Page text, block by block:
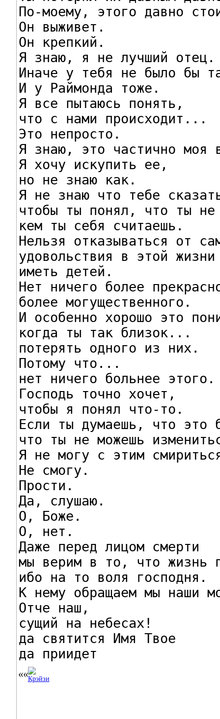
По-моему, этого давно
Он выживет.
Он крепкий.
Я знаю, я не лучший отец.
Иначе у тебя не было бы
И у Раймонда тоже.
Я все пытаюсь понять,
что с нами происходит...
Это непросто.
Я знаю, это частично моя
Я хочу искупить ее,
но не знаю как.
Я не знаю что тебе
чтобы ты понял, что ты
кем ты себя считаешь.
Нельзя отказываться от
удовольствия в этой
иметь детей.
Нет ничего более
более могущественного.
И особенно хорошо это
когда ты так близок...
потерять одного из них.
Потому что...
нет ничего больнее этого.
Господь точно хочет,
чтобы я понял что-то.
Если ты думаешь, что это
что ты не можешь
Я не могу с этим
Не смогу.
Прости.
Да, слушаю.
О, Боже.
О, нет.
Даже перед лицом смерти
мы верим в то, что жизнь
ибо на то воля господня.
К нему обращаем мы наши
Отче наш,
сущий на небесах!
да святится Имя Твое
да приидет